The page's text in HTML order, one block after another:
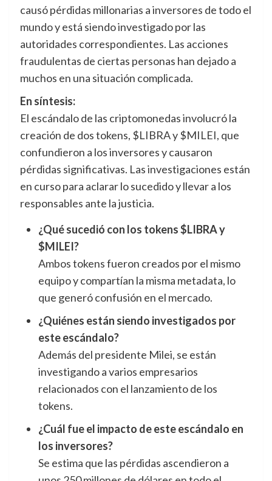
causó pérdidas millonarias a inversores de todo el
mundo y está siendo investigado por las
autoridades correspondientes. Las acciones
fraudulentas de ciertas personas han dejado a
muchos en una situación complicada.
En síntesis:
El escándalo de las criptomonedas involucró la
creación de dos tokens, $LIBRA y $MILEI, que
confundieron a los inversores y causaron
pérdidas significativas. Las investigaciones están
en curso para aclarar lo sucedido y llevar a los
responsables ante la justicia.
¿Qué sucedió con los tokens $LIBRA y
$MILEI?
Ambos tokens fueron creados por el mismo
equipo y compartían la misma metadata, lo
que generó confusión en el mercado.
¿Quiénes están siendo investigados por
este escándalo?
Además del presidente Milei, se están
investigando a varios empresarios
relacionados con el lanzamiento de los
tokens.
¿Cuál fue el impacto de este escándalo en
los inversores?
Se estima que las pérdidas ascendieron a